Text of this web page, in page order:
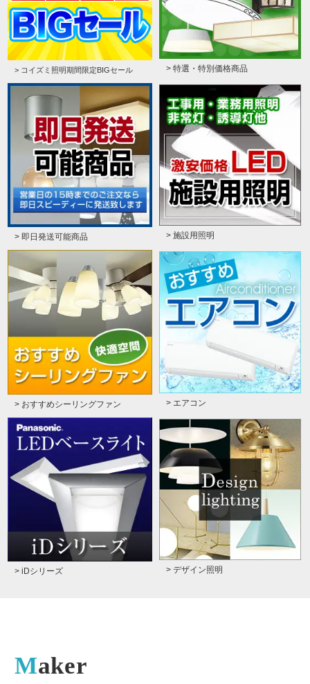
> コイズミ照明期間限定BIGセール > 特選・特別価格商品
> 即日発送可能商品 > 施設用照明
> おすすめシーリングファン > エアコン
> iDシリーズ > デザイン照明
Maker